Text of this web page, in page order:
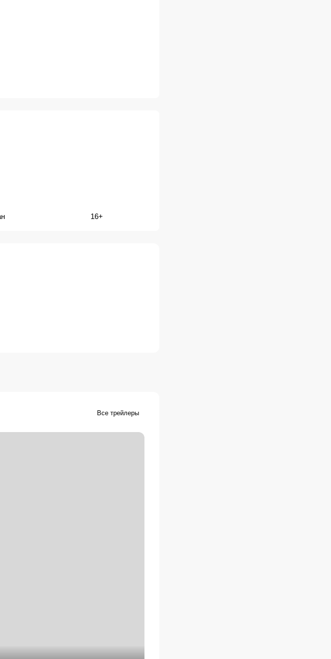
16+
Все трейлеры